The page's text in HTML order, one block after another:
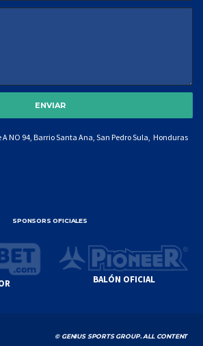
NO 94, Barrio Santa Ana, San Pedro Sula, Honduras
SPONSORS OFICIALES
BALÓN OFICIAL
© GENIUS SPORTS GROUP. ALL CONTENT